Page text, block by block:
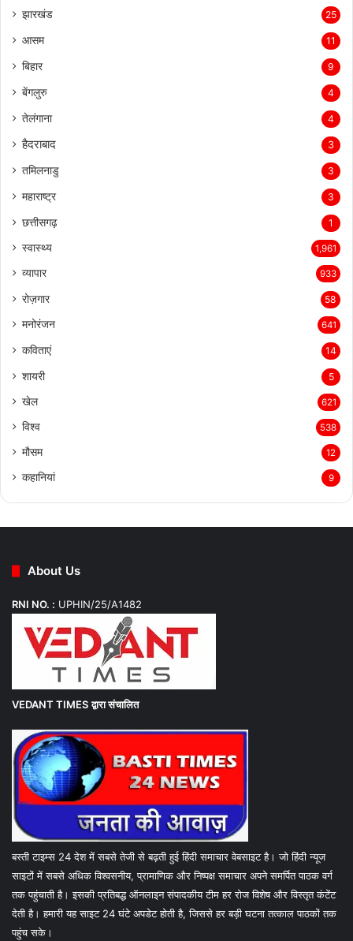
झारखंड 25
आसम 11
बिहार 9
बेंगलुरु 4
तेलंगाना 4
हैदराबाद 3
तमिलनाडु 3
महाराष्ट्र 3
छत्तीसगढ़ 1
स्वास्थ्य 1,961
व्यापार 933
रोज़गार 58
मनोरंजन 641
कविताएं 14
शायरी 5
खेल 621
विश्व 538
मौसम 12
कहानियां 9
About Us
RNI NO. : UPHIN/25/A1482
VEDANT TIMES द्वारा संचालित
बस्ती टाइम्स 24 देश में सबसे तेजी से बढ़ती हुई हिंदी समाचार वेबसाइट है। जो हिंदी न्यूज
साइटों में सबसे अधिक विश्वसनीय, प्रामाणिक और निष्पक्ष समाचार अपने समर्पित पाठक वर्ग
तक पहुंचाती है। इसकी प्रतिबद्ध ऑनलाइन संपादकीय टीम हर रोज विशेष और विस्तृत कंटेंट
देती है। हमारी यह साइट 24 घंटे अपडेट होती है, जिससे हर बड़ी घटना तत्काल पाठकों तक
पहुंच सके।